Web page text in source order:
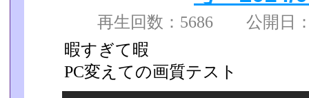
再生回数：5686 公開日
暇すぎて暇
PC変えての画質テスト